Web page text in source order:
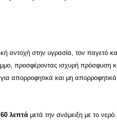
αντοχή στην υγρασία, τον παγετό
προσφέροντας ισχυρή πρόσφυση
για απορροφητικά και μη
60 λεπτά μετά την ανάμειξη με το νερό.